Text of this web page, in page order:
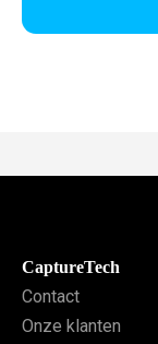
CaptureTech
Contact
Onze klanten